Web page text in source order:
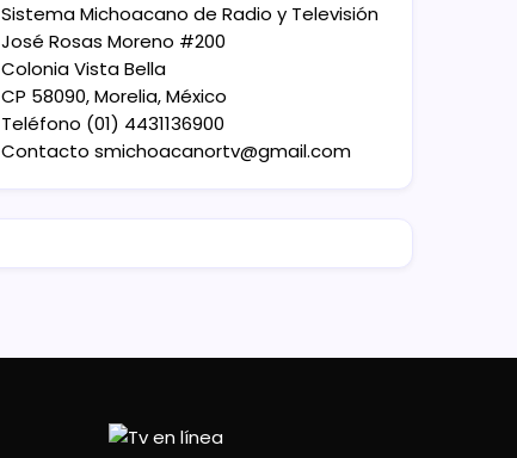
Sistema Michoacano de Radio y Televisión
José Rosas Moreno #200
Colonia Vista Bella
CP 58090, Morelia, México
Teléfono (01) 4431136900
Contacto smichoacanortv@gmail.com